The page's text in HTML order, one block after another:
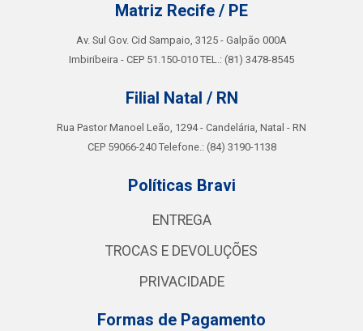
Matriz Recife / PE
Av. Sul Gov. Cid Sampaio, 3125 - Galpão 000A
Imbiribeira - CEP 51.150-010 TEL.: (81) 3478-8545
Filial Natal / RN
Rua Pastor Manoel Leão, 1294 - Candelária, Natal - RN
CEP 59066-240 Telefone.: (84) 3190-1138
Políticas Bravi
ENTREGA
TROCAS E DEVOLUÇÕES
PRIVACIDADE
Formas de Pagamento